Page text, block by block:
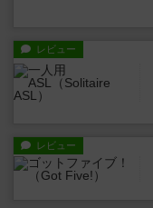
レビュー
レビュー